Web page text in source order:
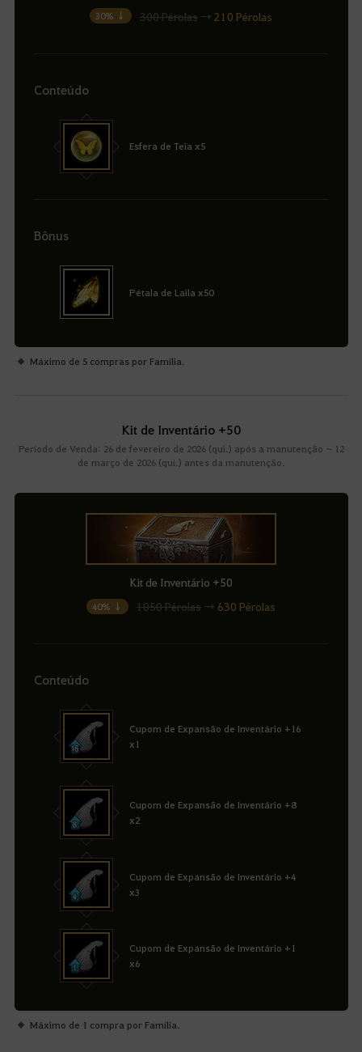
30% ↓ 300 Pérolas→ 210 Pérolas
Conteúdo
Esfera de Teia x5
Bônus
Pétala de Laila x50
Máximo de 5 compras por Família.
Kit de Inventário +50
Período de Venda: 26 de fevereiro de 2026 (qui.) após a manutenção ~ 12
de março de 2026 (qui.) antes da manutenção.
Kit de Inventário +50
40% ↓ 1050 Pérolas→ 630 Pérolas
Conteúdo
Cupom de Expansão de Inventário +16
x1
Cupom de Expansão de Inventário +8
x2
Cupom de Expansão de Inventário +4
x3
Cupom de Expansão de Inventário +1
x6
Máximo de 1 compra por Família.